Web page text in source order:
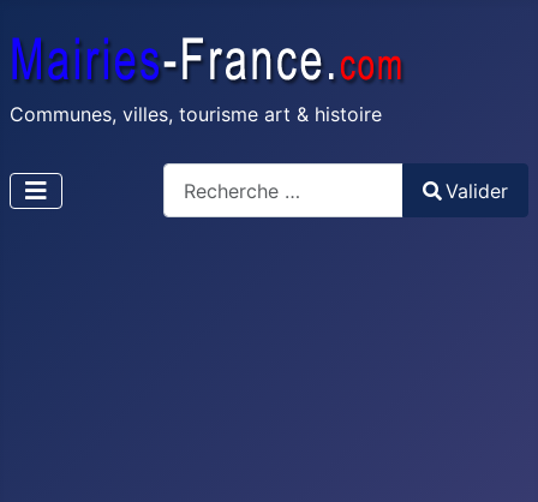
Communes, villes, tourisme art & histoire
Valider